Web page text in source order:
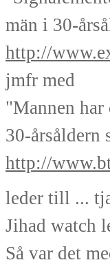
män i 30-
http://
jmfr med
"Mannen
30-årsåldern
http://
leder till ...
Jihad watch
Så var det